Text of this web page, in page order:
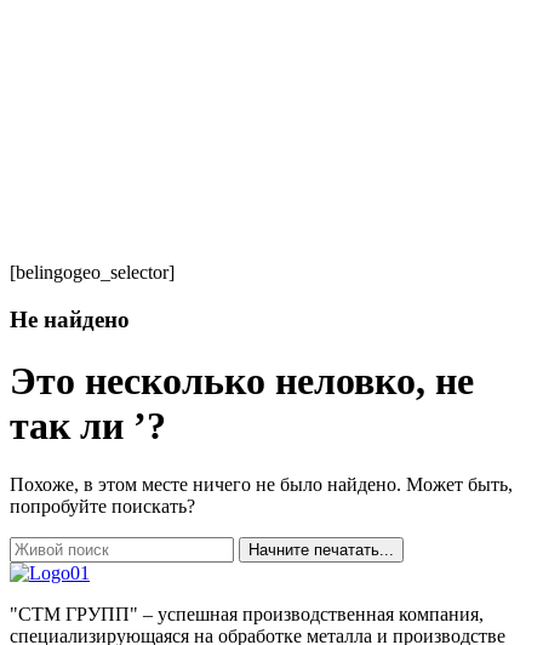
[belingogeo_selector]
Не найдено
Это несколько неловко, не
так ли ’?
Похоже, в этом месте ничего не было найдено. Может быть,
попробуйте поискать?
Начните печатать...
"СТМ ГРУПП" – успешная производственная компания,
специализирующаяся на обработке металла и производстве